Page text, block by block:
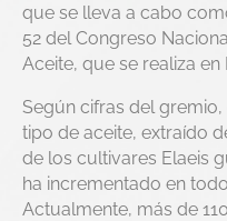
que se lleva a cabo
52 del Congreso
Aceite, que se realiza
Según cifras del
tipo de aceite, extraído
de los cultivares Elaeis
ha incrementado en
Actualmente, más de